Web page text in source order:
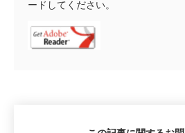
ードしてください。